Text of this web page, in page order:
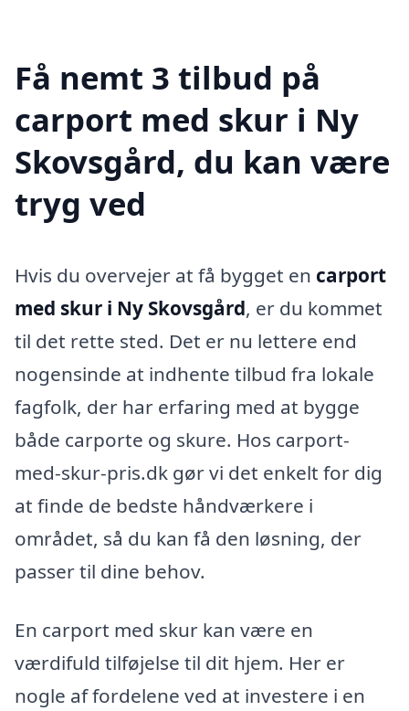
Få nemt 3 tilbud på
carport med skur i Ny
Skovsgård, du kan være
tryg ved
Hvis du overvejer at få bygget en carport
med skur i Ny Skovsgård, er du kommet
til det rette sted. Det er nu lettere end
nogensinde at indhente tilbud fra lokale
fagfolk, der har erfaring med at bygge
både carporte og skure. Hos carport-
med-skur-pris.dk gør vi det enkelt for dig
at finde de bedste håndværkere i
området, så du kan få den løsning, der
passer til dine behov.
En carport med skur kan være en
værdifuld tilføjelse til dit hjem. Her er
nogle af fordelene ved at investere i en